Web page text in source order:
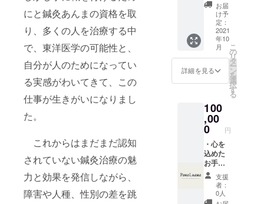
にと鍼灸あんまの資格を取
り、多くの人を治療する中
で、東洋医学の可能性と、
自分が人のためになってい
る実感がわいてきて、この
仕事が生きがいになりまし
た。
これからはまだまだ認知
されていない鍼灸治療の魅
力と効果を発信しながら、
障害や人種、性別の差を跳
効果に
は個人
差がご
ざいま
すこと
を予め
ご了承
くださ
セット
コース
60分
15回分
施術無
料券
（有効
期限：
2021年
10月〜
9月）
※『法令
に基づ
く医
療、診
療行為
ではご
ざいま
せん。
効果に
は個人
お届
け予
定：
2021
年10
月
詳細を見る
こ
の
リ
タ
ー
ン
を
選
択
す
る
100
,00
0 円
・心を
込めた
お手紙
・マッ
サージ&
鍼灸
セット
支援
者：
0人